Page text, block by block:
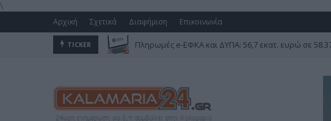
\
Αρχική Σχετικά Διαφήμιση Επικοινωνία
TICKER Πληρωμές e-ΕΦΚΑ και ΔΥΠΑ: 56,7 εκατ. ευρώ σε